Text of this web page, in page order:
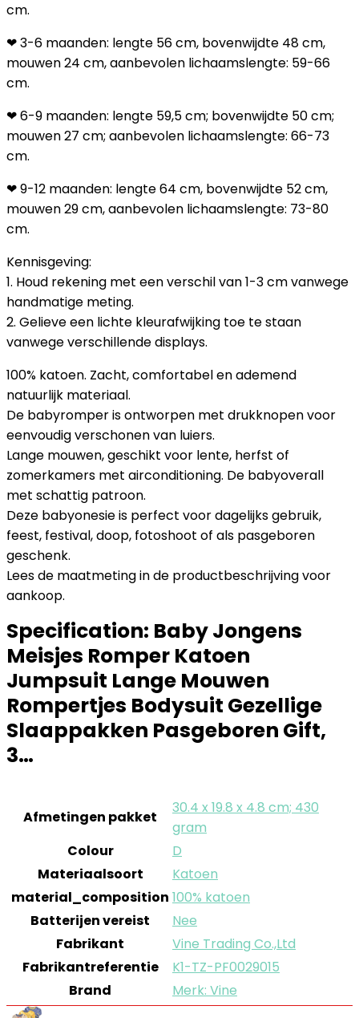
cm.
❤ 3-6 maanden: lengte 56 cm, bovenwijdte 48 cm,
mouwen 24 cm, aanbevolen lichaamslengte: 59-66
cm.
❤ 6-9 maanden: lengte 59,5 cm; bovenwijdte 50 cm;
mouwen 27 cm; aanbevolen lichaamslengte: 66-73
cm.
❤ 9-12 maanden: lengte 64 cm, bovenwijdte 52 cm,
mouwen 29 cm, aanbevolen lichaamslengte: 73-80
cm.
Kennisgeving:
1. Houd rekening met een verschil van 1-3 cm vanwege
handmatige meting.
2. Gelieve een lichte kleurafwijking toe te staan
vanwege verschillende displays.
100% katoen. Zacht, comfortabel en ademend
natuurlijk materiaal.
De babyromper is ontworpen met drukknopen voor
eenvoudig verschonen van luiers.
Lange mouwen, geschikt voor lente, herfst of
zomerkamers met airconditioning. De babyoverall
met schattig patroon.
Deze babyonesie is perfect voor dagelijks gebruik,
feest, festival, doop, fotoshoot of als pasgeboren
geschenk.
Lees de maatmeting in de productbeschrijving voor
aankoop.
Specification: Baby Jongens
Meisjes Romper Katoen
Jumpsuit Lange Mouwen
Rompertjes Bodysuit Gezellige
Slaappakken Pasgeboren Gift,
3…
Afmetingen pakket
30.4 x 19.8 x 4.8 cm; 430
gram
Colour
D
Materiaalsoort
Katoen
material_composition 100% katoen
Batterijen vereist
Nee
Fabrikant
Vine Trading Co.,Ltd
Fabrikantreferentie
K1-TZ-PF0029015
Brand
Merk: Vine